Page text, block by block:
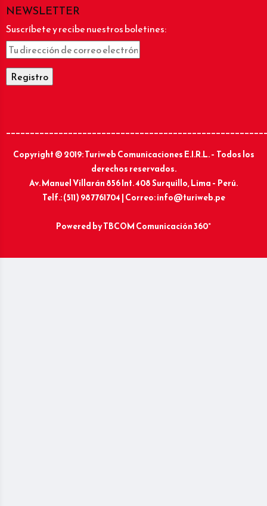
NEWSLETTER
Suscríbete y recibe nuestros boletines:
Copyright © 2019: Turiweb Comunicaciones E.I.R.L. – Todos los
derechos reservados.
Av. Manuel Villarán 856 Int. 408 Surquillo, Lima – Perú.
Telf.: (511) 987761704 | Correo: info@turiweb.pe
Powered byTBCOM Comunicación 360°